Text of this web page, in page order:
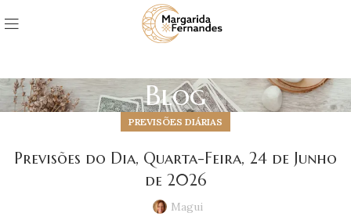
Blog
PREVISÕES DIÁRIAS
Previsões do Dia, Quarta-Feira, 24 de Junho
de 2026
Magui